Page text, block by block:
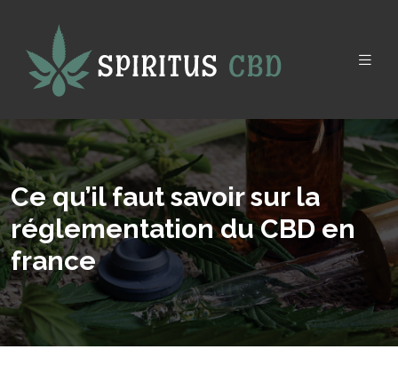
Ce qu’il faut savoir sur la
réglementation du CBD en
france